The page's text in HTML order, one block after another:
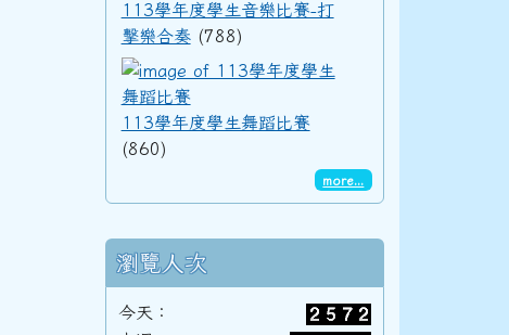
92學年度(93年6月)第34屆丙班
92學年度(93年6月)第34屆乙班
91學年度(92年6月)第33屆丁班
113學年度學生音樂比賽-打
擊樂合奏(788)
113學年度學生舞蹈比賽
(860)
more...
瀏覽人次
今天：